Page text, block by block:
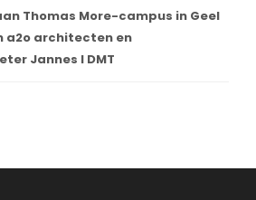
Thomas More-campus in Geel
a2o architecten en
Jannes I DMT